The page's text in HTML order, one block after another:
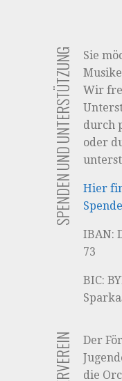
SPENDEN UND UNTERSTÜTZUNG
Sie
Wir
durch
oder
Hier
IBAN:
73
BIC:
Der
die